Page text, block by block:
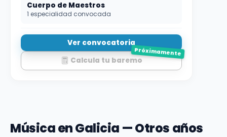
Cuerpo de Maestros
1 especialidad convocada
Ver convocatoria
Calcula tu baremo
Próximamente
Música en Galicia — Otros años